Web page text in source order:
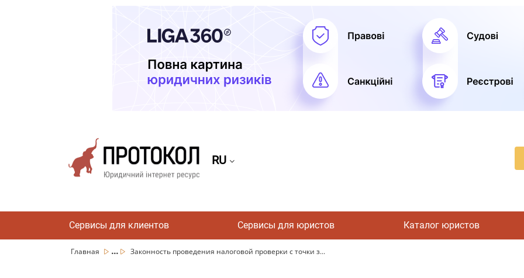
RU
Сервисы для клиентов Сервисы для юристов Каталог юристов
Главная ... Законность проведения налоговой проверки с точки з...